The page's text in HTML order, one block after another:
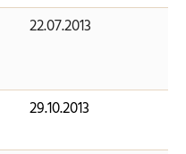
22.07.2013
29.10.2013